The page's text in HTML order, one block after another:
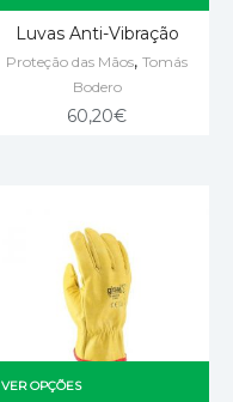
Luvas Anti-Vibração
Proteção das Mãos,Tomás
Bodero
60,20€
VER OPÇÕES